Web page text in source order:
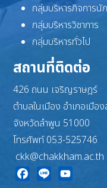
กลุ่มบริหารกิจการนั
กลุ่มบริหารวิชาการ
กลุ่มบริหารทั่วไป
สถานที่ติดต่อ
426 ถนน เจริญราษฎร์
ตำบลในเมือง อำเภอเมือ
จังหวัดลำพูน 51000
โทรศัพท์ 053-525746
ckk@chakkham.ac.th